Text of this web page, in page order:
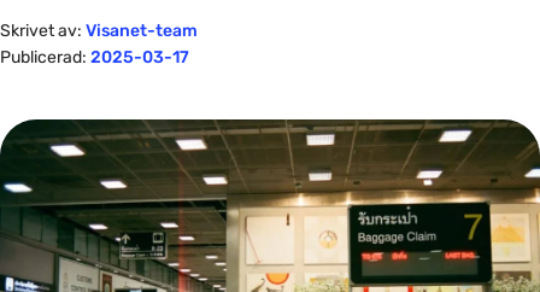
Skrivet av: Visanet-team
Publicerad: 2025-03-17